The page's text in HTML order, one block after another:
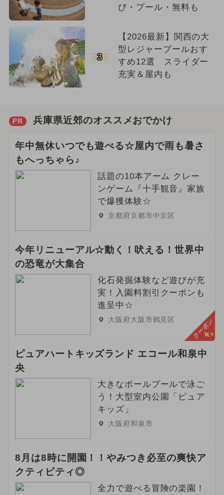
び・プール・無料も
3
【2026最新】関西の大
型レジャープールおす
すめ12選 スライダー
充実＆屋内も
PR 兵庫県近郊のオススメおでかけ
年中無休いつでも遊べる☆屋内で雨も暑さ
もへっちゃら♪
話題の10本アーム クレー
ンゲーム『十手観音』家族
で爆獲体験☆
京都府京都市中京区
今年リニューアル☆動く！吠える！世界中
の恐竜が大集合
化石発掘体験など遊びが充
実！入園料割引クーポンも
進呈中☆
大阪府大阪市鶴見区 クーポン
ピュアハートキッズランド エコール和泉中
央
大きなボールプールで泳ご
う！大型室内公園「ピュア
キッズ」
大阪府和泉市
8月は8時に開園！！やみつき必至の爽快ア
クティビティ◎
全力で遊べる冒険の楽園！